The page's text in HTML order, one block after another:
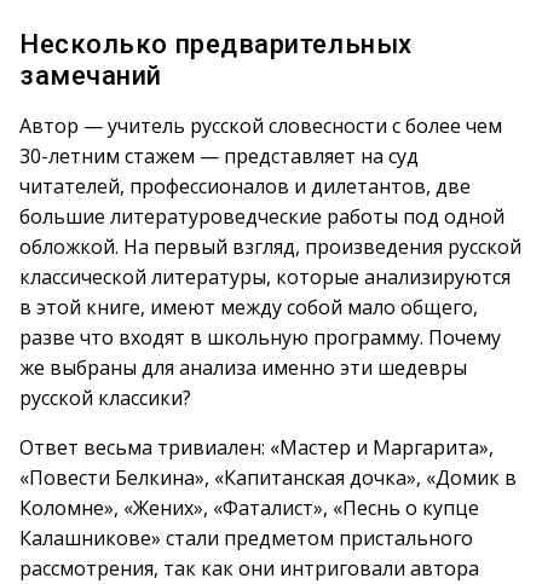
Несколько предварительных
замечаний
Автор — учитель русской словесности с более чем
30-летним стажем — представляет на суд
читателей, профессионалов и дилетантов, две
большие литературоведческие работы под одной
обложкой. На первый взгляд, произведения русской
классической литературы, которые анализируются
в этой книге, имеют между собой мало общего,
разве что входят в школьную программу. Почему
же выбраны для анализа именно эти шедевры
русской классики?
Ответ весьма тривиален: «Мастер и Маргарита»,
«Повести Белкина», «Капитанская дочка», «Домик в
Коломне», «Жених», «Фаталист», «Песнь о купце
Калашникове» стали предметом пристального
рассмотрения, так как они интриговали автора